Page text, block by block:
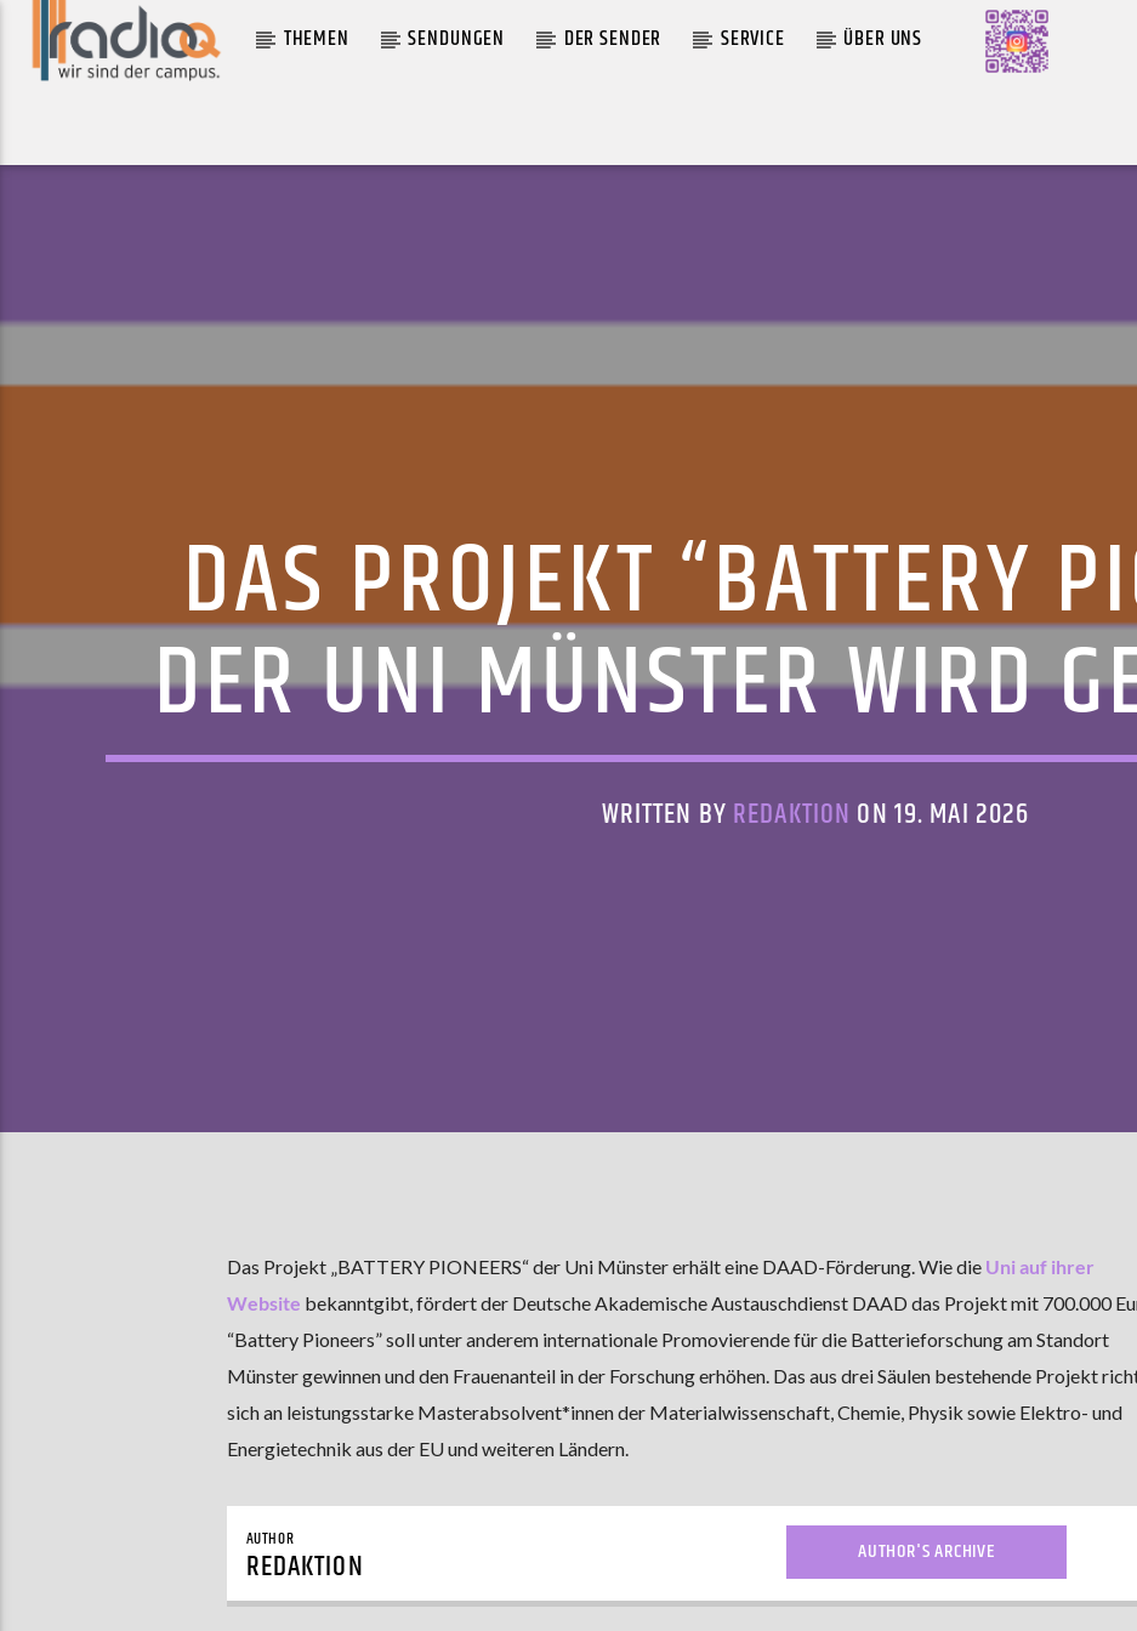
THEMEN SENDUNGEN DER SENDER SERVICE ÜBER UNS
DAS PROJEKT “BATTERY
DER UNI MÜNSTER WIRD
WRITTEN BY REDAKTION ON 19. MAI 2026
Das Projekt „BATTERY PIONEERS“ der Uni Münster erhält eine DAAD-Förderung. Wie die Uni auf ihrer
Website bekanntgibt, fördert der Deutsche Akademische Austauschdienst DAAD das Projekt mit 700.000
“Battery Pioneers” soll unter anderem internationale Promovierende für die Batterieforschung am Standort
Münster gewinnen und den Frauenanteil in der Forschung erhöhen. Das aus drei Säulen bestehende Projekt
sich an leistungsstarke Masterabsolvent*innen der Materialwissenschaft, Chemie, Physik sowie Elektro- und
Energietechnik aus der EU und weiteren Ländern.
AUTHOR
REDAKTION AUTHOR'S ARCHIVE